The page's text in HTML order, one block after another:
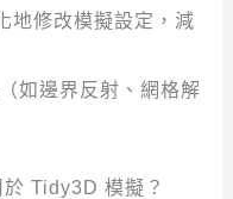
地修改模擬設定，減
如邊界反射、網格解
Tidy3D 模擬？